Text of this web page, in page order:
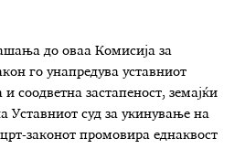
до оваа Комисија за
го унапредува уставниот
соодветна застапеност, земајќи
Уставниот суд за укинување на
законот промовира еднаквост